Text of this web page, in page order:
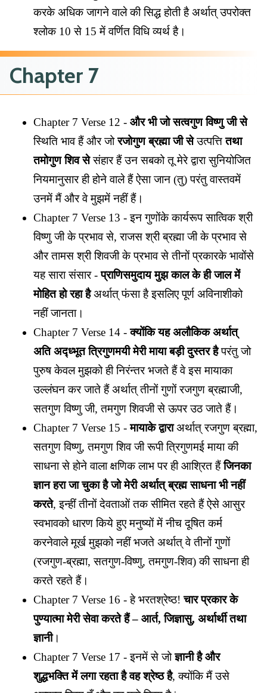
करके अधिक जागने वाले की सिद्ध होती है अर्थात् उपरोक्त
श्लोक 10 से 15 में वर्णित विधि व्यर्थ है।
Chapter 7
Chapter 7 Verse 12 - और भी जो सत्वगुण विष्णु जी से
स्थिति भाव हैं और जोरजोगुण ब्रह्मा जी सेउत्पत्तितथा
तमोगुण शिव सेसंहार हैं उन सबको तू मेरे द्वारा सुनियोजित
नियमानुसार ही होने वाले हैं ऐसा जान (तु) परंतु वास्तवमें
उनमें मैं और वे मुझमें नहीं हैं।
Chapter 7 Verse 13 - इन गुणोंके कार्यरूप सात्विक श्री
विष्णु जी के प्रभाव से, राजस श्री ब्रह्मा जी के प्रभाव से
और तामस श्री शिवजी के प्रभाव से तीनों प्रकारके भावोंसे
यह सारा संसार -प्राणिसमुदाय मुझ काल के ही जाल में
मोहित हो रहा हैअर्थात् फंसा है इसलिए पूर्ण अविनाशीको
नहीं जानता।
Chapter 7 Verse 14 -क्योंकि यह अलौकिक अर्थात्
अति अद्ध्भूत त्रिगुणमयी मेरी माया बड़ी दुस्तर हैपरंतु जो
पुरुष केवल मुझको ही निरंन्तर भजते हैं वे इस मायाका
उल्लंघन कर जाते हैं अर्थात् तीनों गुणों रजगुण ब्रह्माजी,
सतगुण विष्णु जी, तमगुण शिवजी से ऊपर उठ जाते हैं।
Chapter 7 Verse 15 -मायाके द्वाराअर्थात् रजगुण ब्रह्मा,
सतगुण विष्णु, तमगुण शिव जी रूपी त्रिगुणमई माया की
साधना से होने वाला क्षणिक लाभ पर ही आश्रित हैंजिनका
ज्ञान हरा जा चुका है जो मेरी अर्थात् ब्रह्म साधना भी नहीं
करते, इन्हीं तीनों देवताओं तक सीमित रहते हैं ऐसे आसुर
स्वभावको धारण किये हुए मनुष्यों में नीच दूषित कर्म
करनेवाले मूर्ख मुझको नहीं भजते अर्थात् वे तीनों गुणों
(रजगुण-ब्रह्मा, सतगुण-विष्णु, तमगुण-शिव) की साधना ही
करते रहते हैं।
Chapter 7 Verse 16 - हे भरतश्रेष्ठ!चार प्रकार के
पुण्यात्मा मेरी सेवा करते हैं – आर्त, जिज्ञासु, अर्थार्थी तथा
ज्ञानी।
Chapter 7 Verse 17 - इनमें से जोज्ञानी है और
शुद्धभक्ति में लगा रहता है वह श्रेष्ठ है, क्योंकि मैं उसे